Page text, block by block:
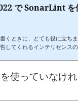
で SonarLint を
くときに、とても役に立ち
してくれるインテリセンス
リセンスでも見つけられ
を使えば静的解析を行う
使っていなけ